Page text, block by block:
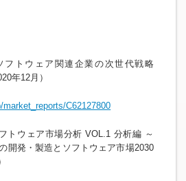
フトウェア関連企業の次世代戦略
年12月）
C62127800
トウェア市場分析 VOL.1 分析編 ～
開発・製造とソフトウェア市場2030